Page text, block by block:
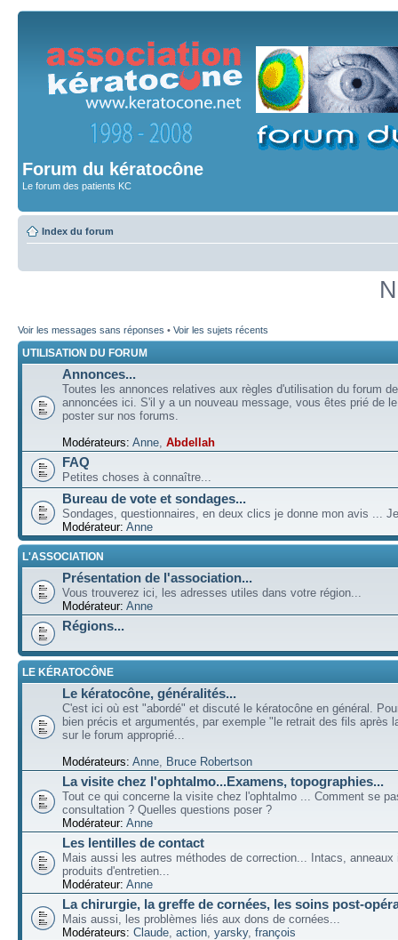
Forum du kératocône
Le forum des patients KC
Index du forum
Voir les messages sans réponses • Voir les sujets récents
UTILISATION DU FORUM
Annonces...
Toutes les annonces relatives aux règles d'utilisation du forum
annoncées ici. S'il y a un nouveau message, vous êtes prié de
poster sur nos forums.
Modérateurs: Anne, Abdellah
FAQ
Petites choses à connaître...
Bureau de vote et sondages...
Sondages, questionnaires, en deux clics je donne mon avis ...
Modérateur: Anne
L'ASSOCIATION
Présentation de l'association...
Vous trouverez ici, les adresses utiles dans votre région...
Modérateur: Anne
Régions...
LE KÉRATOCÔNE
Le kératocône, généralités...
C'est ici où est "abordé" et discuté le kératocône en général.
bien précis et argumentés, par exemple "le retrait des fils après
sur le forum approprié...
Modérateurs: Anne, Bruce Robertson
La visite chez l'ophtalmo...Examens, topographies...
Tout ce qui concerne la visite chez l'ophtalmo ... Comment se
consultation ? Quelles questions poser ?
Modérateur: Anne
Les lentilles de contact
Mais aussi les autres méthodes de correction... Intacs, anneaux
produits d'entretien...
Modérateur: Anne
La chirurgie, la greffe de cornées, les soins post-
Mais aussi, les problèmes liés aux dons de cornées...
Modérateurs: Claude, action, yarsky, françois